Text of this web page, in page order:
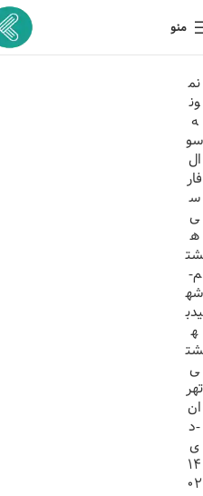
منو
نم
ون
ه
سو
ال
فار
س
ی
ه
شت
م-
شه
یدب
ه
شت
ی
تهر
ان
-د
ی
14
02